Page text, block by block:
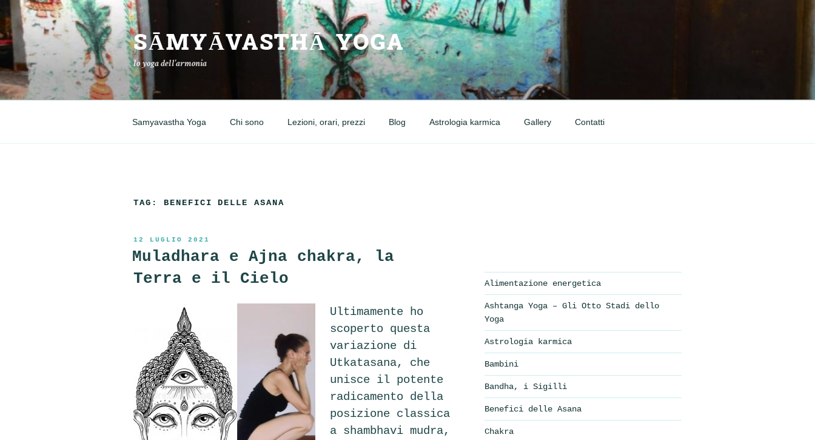
Salta
al
contenuto
SĀMYĀVASTHĀ YOGA
lo yoga dell'armonia
Samyavastha Yoga Chi sono Lezioni, orari, prezzi Blog Astrologia karmica Gallery Contatti
TAG: BENEFICI DELLE ASANA
PUBBLICATO
12 LUGLIO 2021
Muladhara e Ajna chakra, la
Terra e il Cielo
Ultimamente ho
scoperto questa
variazione di
Utkatasana, che
unisce il potente
radicamento della
posizione classica
a shambhavi mudra,
Alimentazione energetica
Ashtanga Yoga – Gli Otto Stadi dello
Yoga
Astrologia karmica
Bambini
Bandha, i Sigilli
Benefici delle Asana
Chakra